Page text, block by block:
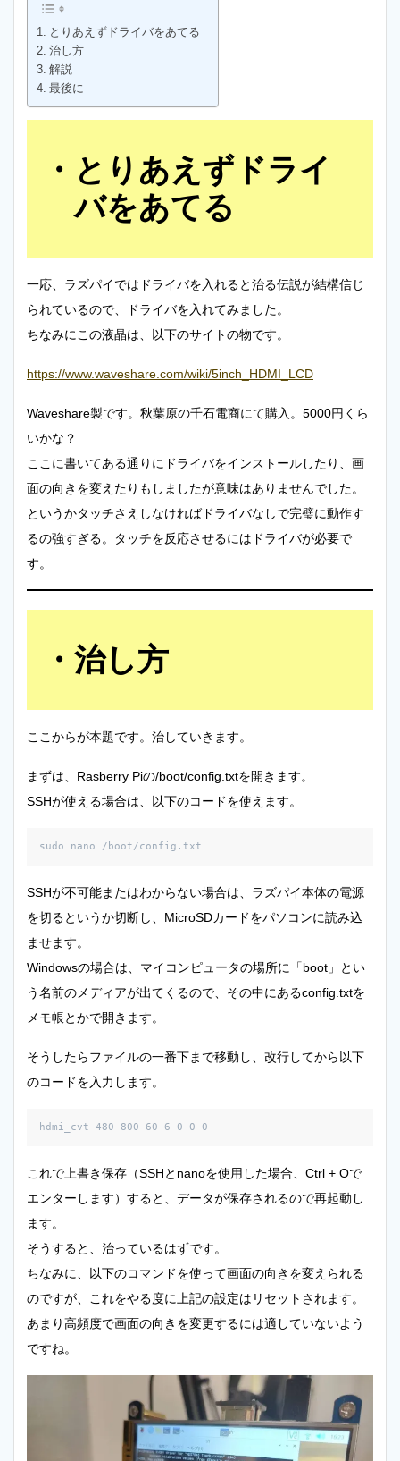
とりあえずドライバをあてる
治し方
解説
最後に
とりあえずドライ
バをあてる
一応、ラズパイではドライバを入れると治る伝説が結構信じ
られているので、ドライバを入れてみました。
ちなみにこの液晶は、以下のサイトの物です。
https://www.waveshare.com/wiki/5inch_HDMI_LCD
Waveshare製です。秋葉原の千石電商にて購入。5000円くら
いかな？
ここに書いてある通りにドライバをインストールしたり、画
面の向きを変えたりもしましたが意味はありませんでした。
というかタッチさえしなければドライバなしで完璧に動作す
るの強すぎる。タッチを反応させるにはドライバが必要で
す。
治し方
ここからが本題です。治していきます。
まずは、Rasberry Piの/boot/config.txtを開きます。
SSHが使える場合は、以下のコードを使えます。
sudo nano /boot/config.txt
SSHが不可能またはわからない場合は、ラズパイ本体の電源
を切るというか切断し、MicroSDカードをパソコンに読み込
ませます。
Windowsの場合は、マイコンピュータの場所に「boot」とい
う名前のメディアが出てくるので、その中にあるconfig.txtを
メモ帳とかで開きます。
そうしたらファイルの一番下まで移動し、改行してから以下
のコードを入力します。
hdmi_cvt 480 800 60 6 0 0 0
これで上書き保存（SSHとnanoを使用した場合、Ctrl + Oで
エンターします）すると、データが保存されるので再起動し
ます。
そうすると、治っているはずです。
ちなみに、以下のコマンドを使って画面の向きを変えられる
のですが、これをやる度に上記の設定はリセットされます。
あまり高頻度で画面の向きを変更するには適していないよう
ですね。